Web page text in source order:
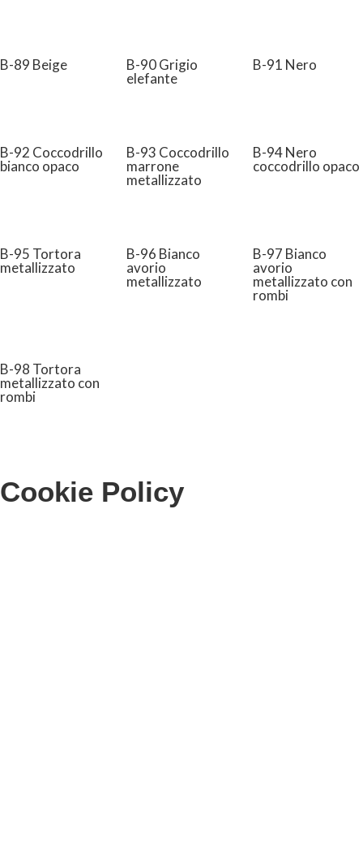
B-89 Beige
B-90 Grigio
elefante
B-91 Nero
B-92 Coccodrillo
bianco opaco
B-93 Coccodrillo
marrone
metallizzato
B-94 Nero
coccodrillo opaco
B-95 Tortora
metallizzato
B-96 Bianco
avorio
metallizzato
B-97 Bianco
avorio
metallizzato con
rombi
B-98 Tortora
metallizzato con
rombi
Cookie Policy